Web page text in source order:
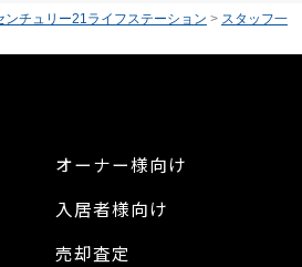
チュリー21ライフステーション > スタッフ一
オーナー様向け
入居者様向け
売却査定